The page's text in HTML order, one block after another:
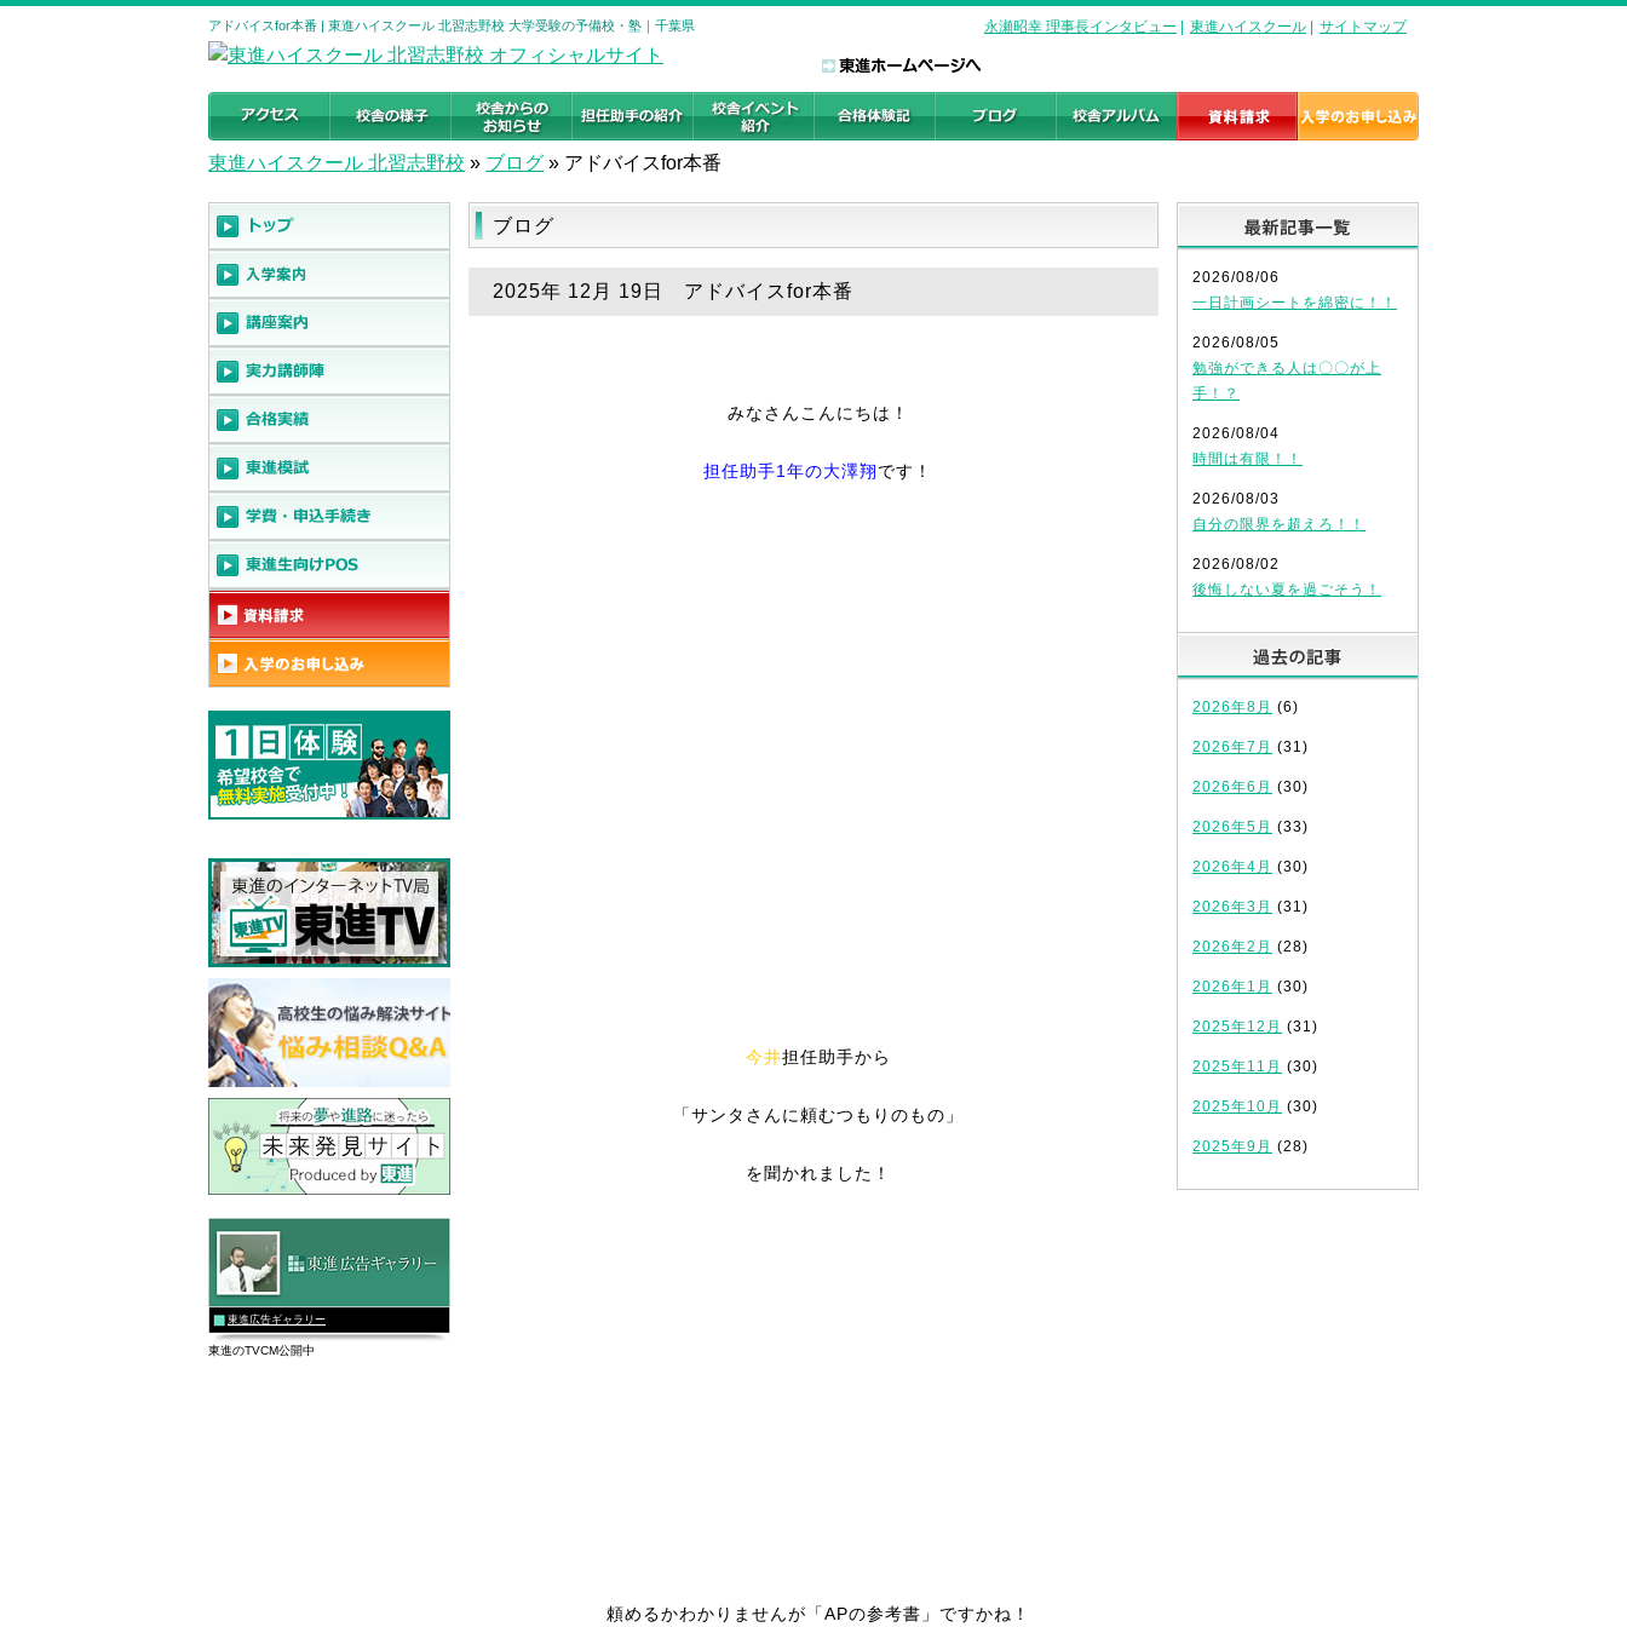
アドバイスfor本番 | 東進ハイスクール 北習志野校 大学受験の予備校・塾｜千葉県 永瀬昭幸 理事長インタビュー 東進ハイスクール サイトマップ
東進ハイスクール 北習志野校 » ブログ » アドバイスfor本番
ブログ
2025年 12月 19日 アドバイスfor本番
みなさんこんにちは！
担任助手1年の大澤翔です！
今井担任助手から
「サンタさんに頼むつもりのもの」
を聞かれました！
頼めるかわかりませんが「APの参考書」ですかね！
2026/08/06
一日計画シートを綿密に！！
2026/08/05
勉強ができる人は〇〇が上
手！？
2026/08/04
時間は有限！！
2026/08/03
自分の限界を超えろ！！
2026/08/02
後悔しない夏を過ごそう！
2026年8月 (6)
2026年7月 (31)
2026年6月 (30)
2026年5月 (33)
2026年4月 (30)
2026年3月 (31)
2026年2月 (28)
2026年1月 (30)
2025年12月 (31)
2025年11月 (30)
2025年10月 (30)
2025年9月 (28)
東進広告ギャラリー
東進のTVCM公開中